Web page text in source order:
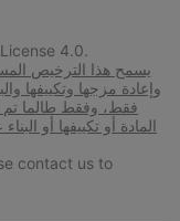
4.0.
وإعادة مزجها وتكييفها
فقط، وفقط طالما تم
المادة أو تكييفها أو
contact us to